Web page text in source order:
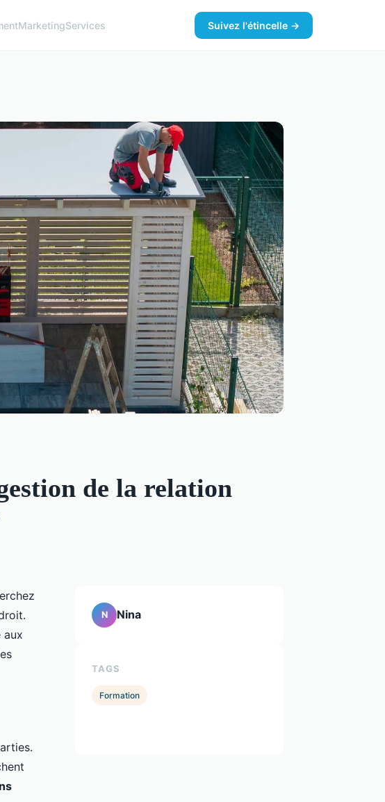
MarketingServices Suivez l'étincelle →
de la relation
aux
N Nina
TAGS
Formation